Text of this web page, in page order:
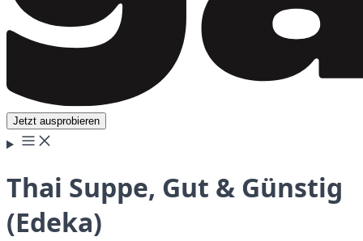
Jetzt ausprobieren
Thai Suppe, Gut & Günstig
(Edeka)